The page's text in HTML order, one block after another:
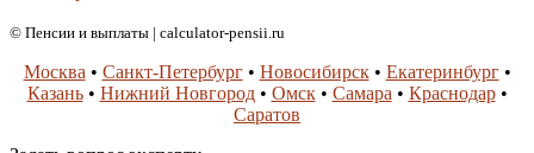
© Пенсии и выплаты | calculator-pensii.ru
Москва • Санкт-Петербург• Новосибирск• Екатеринбург•
Казань• Нижний Новгород• Омск• Самара • Краснодар•
Саратов